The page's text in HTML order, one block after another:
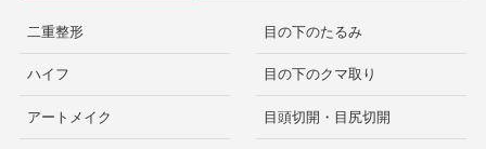
二重整形
ハイフ
アートメイク
目の下のたるみ
目の下のクマ取り
目頭切開・目尻切開